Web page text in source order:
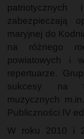
zabezpieczają
maryjnej do
na różnego
powiatowych i
repertuarze.
sukcesy na
muzycznych
Publiczności IV
W roku 2010 i